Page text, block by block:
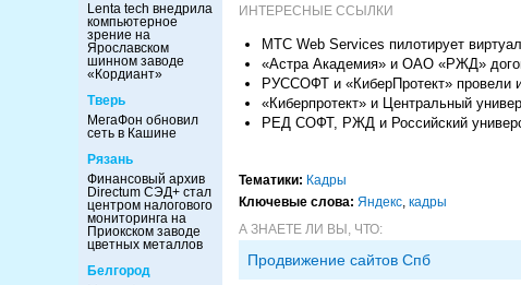
Lenta tech внедрила
компьютерное
зрение на
Ярославском
шинном заводе
«Кордиант»
Тверь
МегаФон обновил
сеть в Кашине
Рязань
Финансовый архив
Directum СЭД+ стал
центром налогового
мониторинга на
Приокском заводе
цветных металлов
Белгород
ИНТЕРЕСНЫЕ ССЫЛКИ
МТС Web Services пилотирует
«Астра Академия» и ОАО «РЖД»
РУССОФТ и «КиберПротект» провели
«Киберпротект» и Центральный
РЕД СОФТ, РЖД и Российский
Тематики: Кадры
Ключевые слова: Яндекс, кадры
А ЗНАЕТЕ ЛИ ВЫ, ЧТО:
Продвижение сайтов Спб